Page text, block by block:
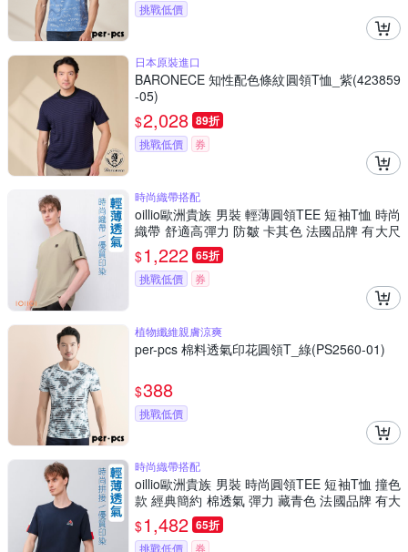
挑戰低價
日本原裝進口
BARONECE 知性配色條紋圓領T恤_紫(423859
-05)
$2,028 89折
挑戰低價 券
時尚織帶搭配
oillio歐洲貴族 男裝 輕薄圓領TEE 短袖T恤 時尚
織帶 舒適高彈力 防皺 卡其色 法國品牌 有大尺
碼
$1,222 65折
挑戰低價 券
植物纖維親膚涼爽
per-pcs 棉料透氣印花圓領T_綠(PS2560-01)
$388
挑戰低價
時尚織帶搭配
oillio歐洲貴族 男裝 時尚圓領TEE 短袖T恤 撞色
款 經典簡約 棉透氣 彈力 藏青色 法國品牌 有大
尺碼
$1,482 65折
挑戰低價 券